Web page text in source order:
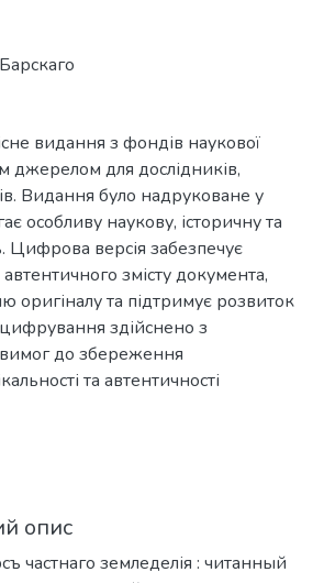
видання з фондів наукової
джерелом для дослідників,
Видання було надруковане у
особливу наукову, історичну та
Цифрова версія забезпечує
змісту документа,
оригіналу та підтримує розвиток
здійснено з
до збереження
та автентичності
опис
частнаго земледелія : читанный